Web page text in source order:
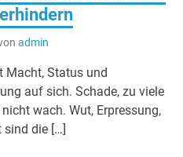
admin
Macht, Status und
auf sich. Schade, zu viele
wach. Wut, Erpressung,
sind die […]